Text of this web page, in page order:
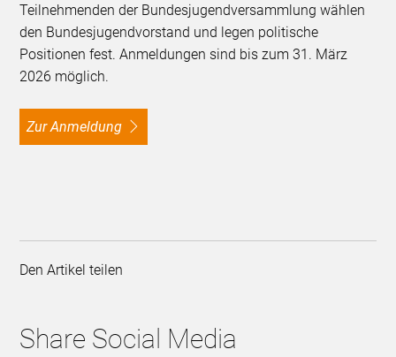
Teilnehmenden der Bundesjugendversammlung wählen
den Bundesjugendvorstand und legen politische
Positionen fest. Anmeldungen sind bis zum 31. März
2026 möglich.
Zur Anmeldung
Den Artikel teilen
Share Social Media